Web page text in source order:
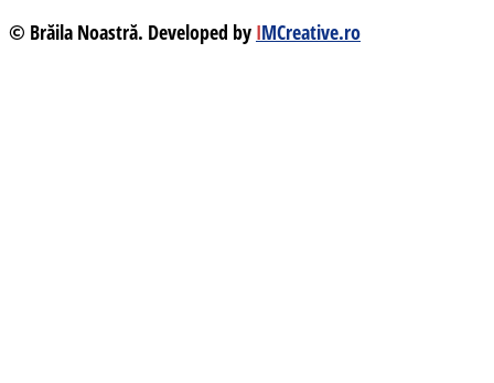
© Brăila Noastră. Developed by IMCreative.ro